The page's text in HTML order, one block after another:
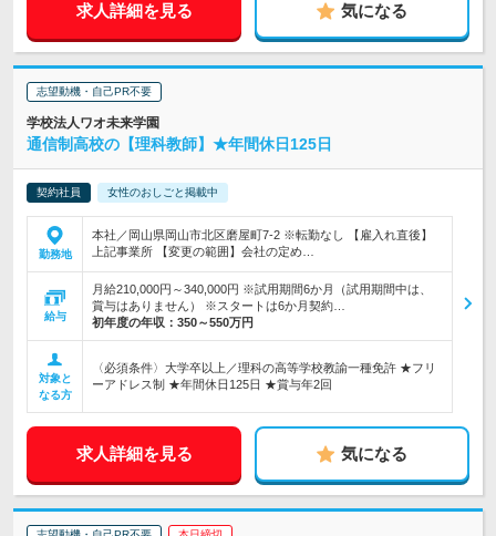
求人詳細を見る 気になる
志望動機・自己PR不要
学校法人ワオ未来学園
通信制高校の【理科教師】★年間休日125日
契約社員 女性のおしごと掲載中
勤務地
本社／岡山県岡山市北区磨屋町7-2 ※転勤なし 【雇入れ直後】
上記事業所 【変更の範囲】会社の定め…
給与
月給210,000円～340,000円 ※試用期間6か月（試用期間中は、
賞与はありません） ※スタートは6か月契約…
初年度の年収： 350～550万円
対象と
なる方
〈必須条件〉大学卒以上／理科の高等学校教諭一種免許 ★フリ
ーアドレス制 ★年間休日125日 ★賞与年2回
求人詳細を見る 気になる